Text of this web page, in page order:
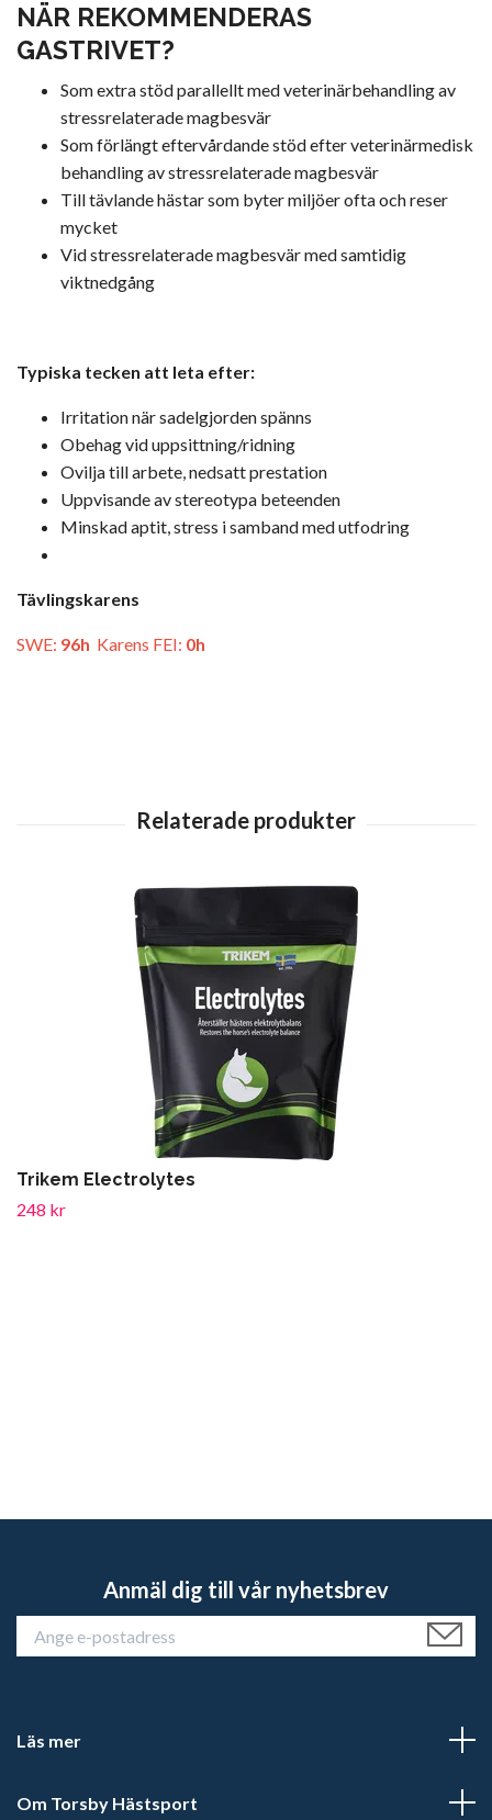
NÄR REKOMMENDERAS
GASTRIVET?
Som extra stöd parallellt med veterinärbehandling av
stressrelaterade magbesvär
Som förlängt eftervårdande stöd efter veterinärmedisk
behandling av stressrelaterade magbesvär
Till tävlande hästar som byter miljöer ofta och reser
mycket
Vid stressrelaterade magbesvär med samtidig
viktnedgång
Typiska tecken att leta efter:
Irritation när sadelgjorden spänns
Obehag vid uppsittning/ridning
Ovilja till arbete, nedsatt prestation
Uppvisande av stereotypa beteenden
Minskad aptit, stress i samband med utfodring
Tävlingskarens
SWE: 96h Karens FEI: 0h
Trikem Electrolytes
248 kr
Anmäl dig till vår nyhetsbrev
Läs mer
Om Torsby Hästsport